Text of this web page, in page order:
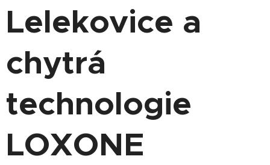
Lelekovice a
chytrá
technologie
LOXONE